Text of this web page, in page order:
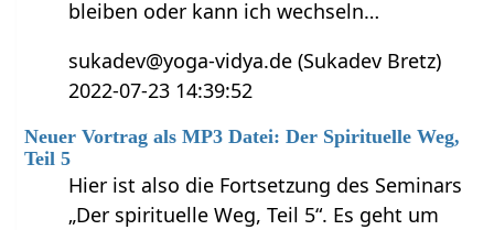
bleiben oder kann ich wechseln…
sukadev@yoga-vidya.de (Sukadev Bretz)
2022-07-23 14:39:52
Neuer Vortrag als MP3 Datei: Der Spirituelle Weg,
Teil 5
Hier ist also die Fortsetzung des Seminars
„Der spirituelle Weg, Teil 5“. Es geht um